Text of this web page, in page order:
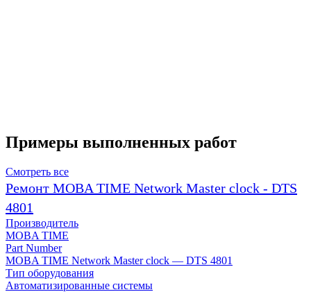
Примеры выполненных работ
Смотреть все
Ремонт MOBA TIME Network Master clock - DTS
4801
Производитель
MOBA TIME
Part Number
MOBA TIME Network Master clock — DTS 4801
Тип оборудования
Автоматизированные системы